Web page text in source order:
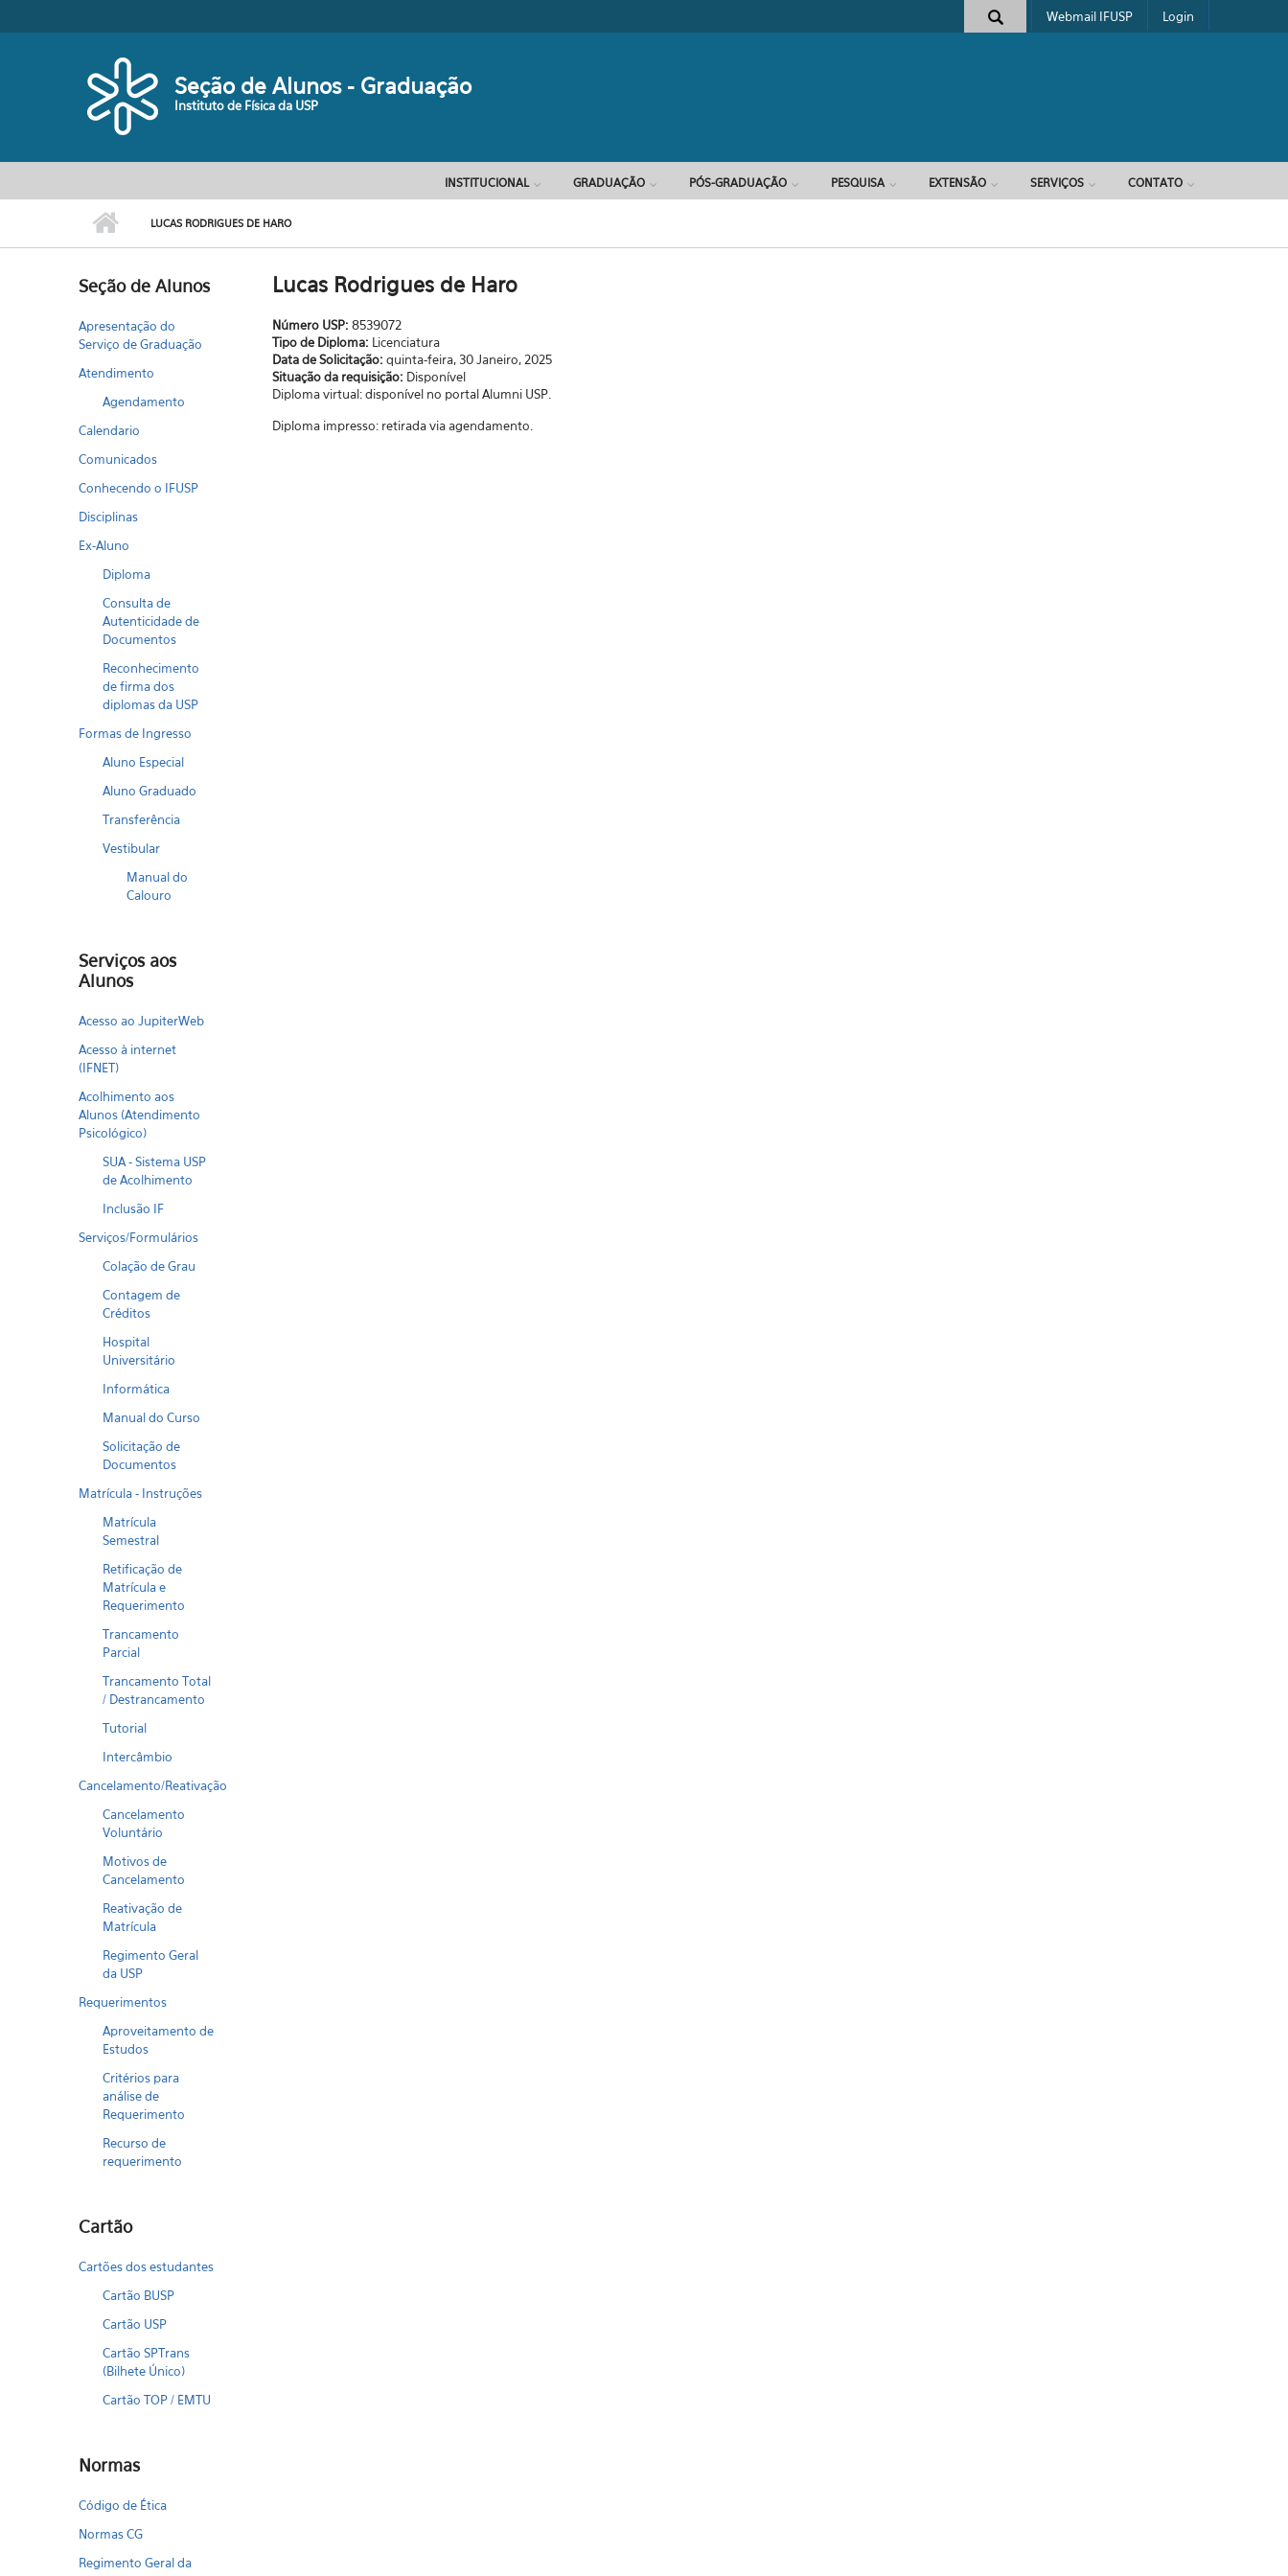
Formulário de busca
Webmail IFUSP Login
Seção de Alunos - Graduação
Instituto de Física da USP
INSTITUCIONAL GRADUAÇÃO PÓS-GRADUAÇÃO PESQUISA EXTENSÃO SERVIÇOS CONTATO
LUCAS RODRIGUES DE HARO
Seção de Alunos
Apresentação do
Serviço de Graduação
Atendimento
Agendamento
Calendario
Comunicados
Conhecendo o IFUSP
Disciplinas
Ex-Aluno
Diploma
Consulta de
Autenticidade de
Documentos
Reconhecimento
de firma dos
diplomas da USP
Formas de Ingresso
Aluno Especial
Aluno Graduado
Transferência
Vestibular
Manual do
Calouro
Serviços aos
Alunos
Acesso ao JupiterWeb
Acesso à internet
(IFNET)
Acolhimento aos
Alunos (Atendimento
Psicológico)
SUA - Sistema USP
de Acolhimento
Inclusão IF
Serviços/Formulários
Colação de Grau
Contagem de
Créditos
Hospital
Universitário
Informática
Manual do Curso
Solicitação de
Documentos
Matrícula - Instruções
Matrícula
Semestral
Retificação de
Matrícula e
Requerimento
Trancamento
Parcial
Trancamento Total
/ Destrancamento
Tutorial
Intercâmbio
Cancelamento/Reativação
Cancelamento
Voluntário
Motivos de
Cancelamento
Reativação de
Matrícula
Regimento Geral
da USP
Requerimentos
Aproveitamento de
Estudos
Critérios para
análise de
Requerimento
Recurso de
requerimento
Cartão
Cartões dos estudantes
Cartão BUSP
Cartão USP
Cartão SPTrans
(Bilhete Único)
Cartão TOP / EMTU
Normas
Código de Ética
Normas CG
Regimento Geral da
Lucas Rodrigues de Haro
Número USP: 8539072
Tipo de Diploma: Licenciatura
Data de Solicitação: quinta-feira, 30 Janeiro, 2025
Situação da requisição: Disponível
Diploma virtual: disponível no portal Alumni USP.
Diploma impresso: retirada via agendamento.